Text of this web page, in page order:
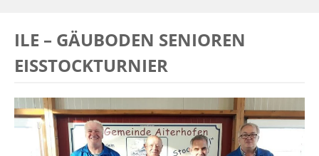
ILE – GÄUBODEN SENIOREN
EISSTOCKTURNIER